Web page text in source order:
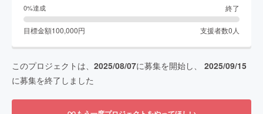
0%達成 終了
目標金額100,000円 支援者数0 人
このプロジェクトは、 2025/08/07に募集を開始し、 2025/09/15
に募集を終了しました